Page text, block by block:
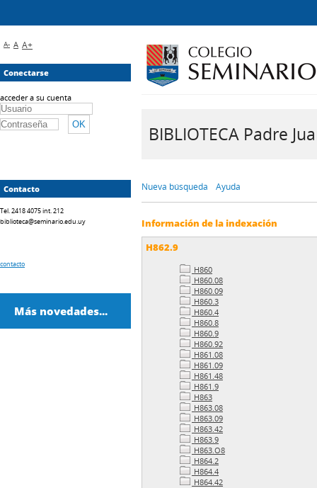
BIBLIOTECA Padre
Nueva búsqueda Ayuda
Información de la indexación
H862.9
H860
H860.08
H860.09
H860.3
H860.4
H860.8
H860.9
H860.92
H861.08
H861.09
H861.48
H861.9
H863
H863.08
H863.09
H863.42
H863.9
H863.O8
H864.2
H864.4
H864.42
A- A A+
Conectarse
acceder a su cuenta
Contacto
Tel. 2418 4075 int. 212
biblioteca@seminario.edu.uy
contacto
Más novedades...